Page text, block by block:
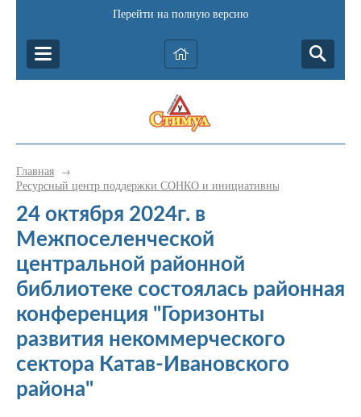
Перейти на полную версию
Главная →
Ресурсный центр поддержки СОНКО и инициативных граждан
24 октября 2024г. в
Межпоселенческой
центральной районной
библиотеке состоялась районная
конференция "Горизонты
развития некоммерческого
сектора Катав-Ивановского
района"